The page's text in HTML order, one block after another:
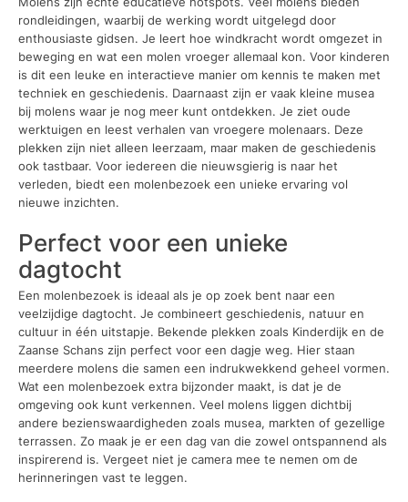
rondleidingen, waarbij de werking wordt uitgelegd door
enthousiaste gidsen. Je leert hoe windkracht wordt omgezet in
beweging en wat een molen vroeger allemaal kon. Voor kinderen
is dit een leuke en interactieve manier om kennis te maken met
techniek en geschiedenis. Daarnaast zijn er vaak kleine musea
bij molens waar je nog meer kunt ontdekken. Je ziet oude
werktuigen en leest verhalen van vroegere molenaars. Deze
plekken zijn niet alleen leerzaam, maar maken de geschiedenis
ook tastbaar. Voor iedereen die nieuwsgierig is naar het
verleden, biedt een molenbezoek een unieke ervaring vol
nieuwe inzichten.
Perfect voor een unieke
dagtocht
Een molenbezoek is ideaal als je op zoek bent naar een
veelzijdige dagtocht. Je combineert geschiedenis, natuur en
cultuur in één uitstapje. Bekende plekken zoals Kinderdijk en de
Zaanse Schans zijn perfect voor een dagje weg. Hier staan
meerdere molens die samen een indrukwekkend geheel vormen.
Wat een molenbezoek extra bijzonder maakt, is dat je de
omgeving ook kunt verkennen. Veel molens liggen dichtbij
andere bezienswaardigheden zoals musea, markten of gezellige
terrassen. Zo maak je er een dag van die zowel ontspannend als
inspirerend is. Vergeet niet je camera mee te nemen om de
herinneringen vast te leggen.